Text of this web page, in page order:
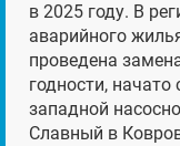
в 2025 году. В
аварийного
проведена
годности, начато
западной
Славный в